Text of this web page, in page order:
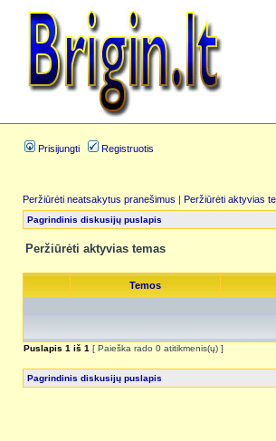
Prisijungti Registruotis
Peržiūrėti neatsakytus pranešimus | Peržiūrėti aktyvias
Pagrindinis diskusijų puslapis
Peržiūrėti aktyvias temas
Temos
Puslapis 1 iš 1 [ Paieška rado 0 atitikmenis(ų) ]
Pagrindinis diskusijų puslapis